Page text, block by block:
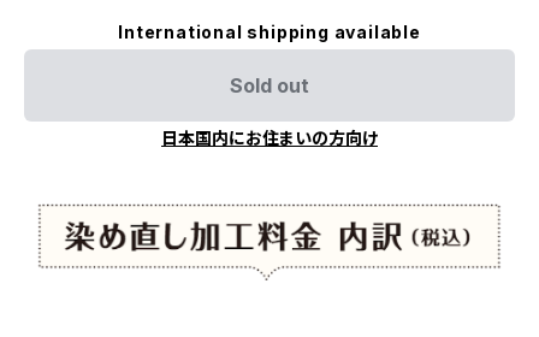
International shipping available
Sold out
日本国内にお住まいの方向け